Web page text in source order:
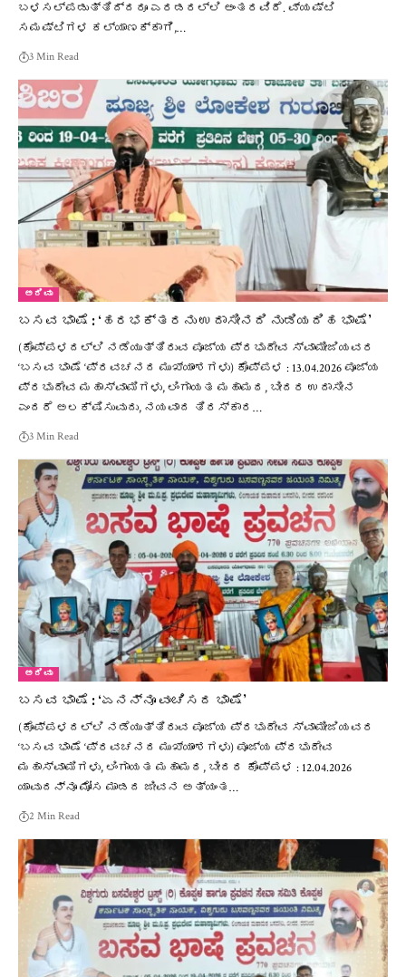
ಬಳಸಲ್ಪಡುತ್ತಿದ್ದರೂ ಎರಡರಲ್ಲಿ ಅಂತರವಿದೆ. ವ್ಯಷ್ಟಿ
ಸಮಷ್ಟಿಗಳ ಕಲ್ಯಾಣಕ್ಕಾಗಿ,…
3 Min Read
ಅರಿವು
ಬಸವ ಭಾಷೆ : ‘ಹರಭಕ್ತರನು ಉದಾಸೀನದಿ ನುಡಿಯದಿಹ ಭಾಷೆ’
(ಕೊಪ್ಪಳದಲ್ಲಿ ನಡೆಯುತ್ತಿರುವ ಪೂಜ್ಯ ಪ್ರಭುದೇವ ಸ್ವಾಮೀಜಿಯವರ
‘ಬಸವ ಭಾಷೆ ‘ಪ್ರವಚನದ ಮುಖ್ಯಾಂಶಗಳು) ಕೊಪ್ಪಳ : 13.04.2026 ಪೂಜ್ಯ
ಪ್ರಭುದೇವ ಮಹಾಸ್ವಾಮಿಗಳು, ಲಿಂಗಾಯತ ಮಹಾಮಠ, ಬೀದರ ಉದಾಸೀನ
ಎಂದರೆ ಅಲಕ್ಷಿಸುವುದು, ನಯವಾದ ತಿರಸ್ಕಾರ…
3 Min Read
ಅರಿವು
ಬಸವ ಭಾಷೆ : ‘ಏನನ್ನೂ ವಂಚಿಸದ ಭಾಷೆ’
(ಕೊಪ್ಪಳದಲ್ಲಿ ನಡೆಯುತ್ತಿರುವ ಪೂಜ್ಯ ಪ್ರಭುದೇವ ಸ್ವಾಮೀಜಿಯವರ
‘ಬಸವ ಭಾಷೆ ‘ಪ್ರವಚನದ ಮುಖ್ಯಾಂಶಗಳು) ಪೂಜ್ಯ ಪ್ರಭುದೇವ
ಮಹಾಸ್ವಾಮಿಗಳು, ಲಿಂಗಾಯತ ಮಹಾಮಠ, ಬೀದರ ಕೊಪ್ಪಳ : 12.04.2026
ಯಾವುದನ್ನೂ ಮೋಸ ಮಾಡದ ಜೀವನ ಅತ್ಯಂತ…
2 Min Read